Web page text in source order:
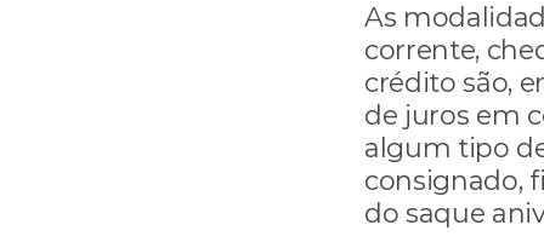
As
corrente,
crédito são,
de juros em
algum tipo
consignado,
do saque